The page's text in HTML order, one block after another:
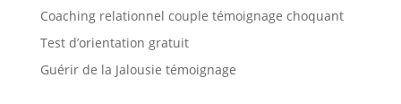
Coaching relationnel couple témoignage choquant
Test d’orientation gratuit
Guérir de la Jalousie témoignage